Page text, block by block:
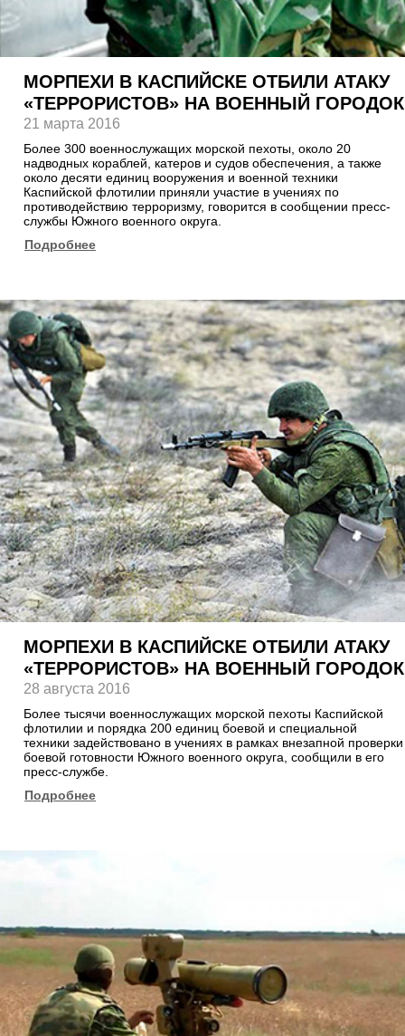
МОРПЕХИ В КАСПИЙСКЕ ОТБИЛИ АТАКУ
«ТЕРРОРИСТОВ» НА ВОЕННЫЙ ГОРОДОК
21 марта 2016
Более 300 военнослужащих морской пехоты, около 20
надводных кораблей, катеров и судов обеспечения, а также
около десяти единиц вооружения и военной техники
Каспийской флотилии приняли участие в учениях по
противодействию терроризму, говорится в сообщении пресс-
службы Южного военного округа.
Подробнее
МОРПЕХИ В КАСПИЙСКЕ ОТБИЛИ АТАКУ
«ТЕРРОРИСТОВ» НА ВОЕННЫЙ ГОРОДОК
28 августа 2016
Более тысячи военнослужащих морской пехоты Каспийской
флотилии и порядка 200 единиц боевой и специальной
техники задействовано в учениях в рамках внезапной проверки
боевой готовности Южного военного округа, сообщили в его
пресс-службе.
Подробнее